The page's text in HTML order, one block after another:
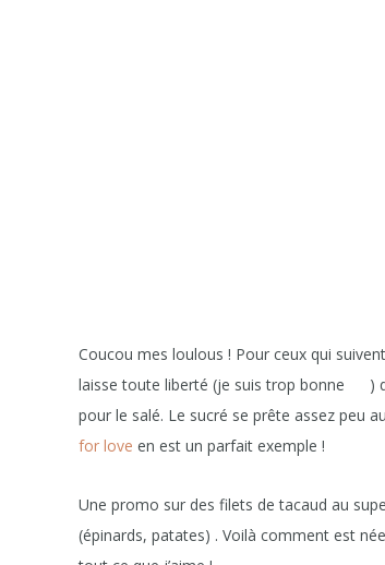
Coucou mes loulous ! Pour ceux qui
laisse toute liberté (je suis trop bonne
)
pour le salé. Le sucré se prête assez peu
for love en est un parfait exemple !
Une promo sur des filets de tacaud au
(épinards, patates) . Voilà comment est